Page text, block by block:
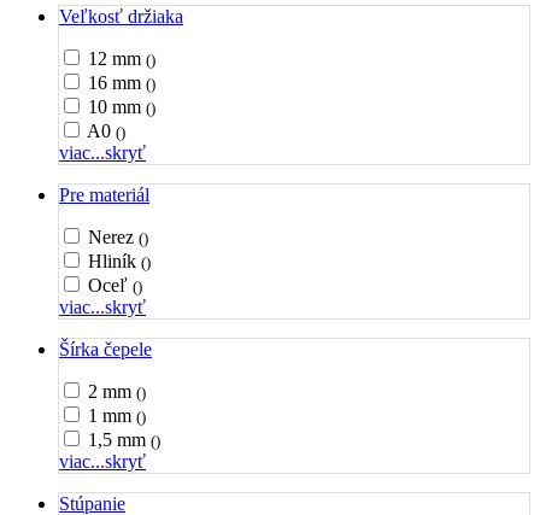
Veľkosť držiaka
12 mm ()
16 mm ()
10 mm ()
A0 ()
viac...skryť
Pre materiál
Nerez ()
Hliník ()
Oceľ ()
viac...skryť
Šírka čepele
2 mm ()
1 mm ()
1,5 mm ()
viac...skryť
Stúpanie